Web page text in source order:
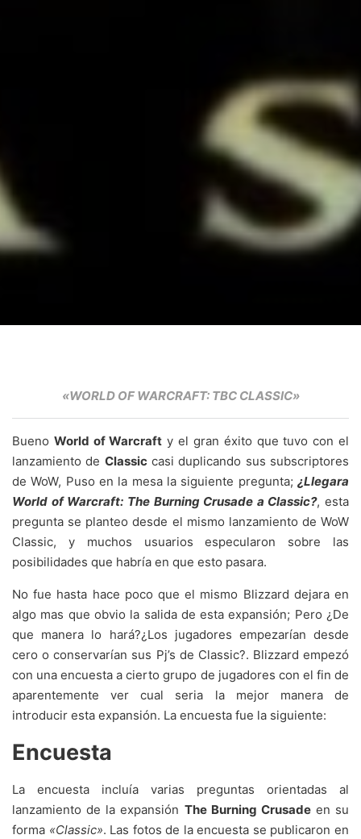
«WORLD OF WARCRAFT: TBC CLASSIC»
Bueno World of Warcraft y el gran éxito que tuvo con el
lanzamiento de Classiccasi duplicando sus subscriptores
de WoW, Puso en la mesa la siguiente pregunta; ¿Llegara
World of Warcraft: The Burning Crusade a Classic?, esta
pregunta se planteo desde el mismo lanzamiento de WoW
Classic, y muchos usuarios especularon sobre las
posibilidades que habría en que esto pasara.
No fue hasta hace poco que el mismo Blizzard dejara en
algo mas que obvio la salida de esta expansión; Pero ¿De
que manera lo hará?¿Los jugadores empezarían desde
cero o conservarían sus Pj’s de Classic?. Blizzard empezó
con una encuesta a cierto grupo de jugadores con el fin de
aparentemente ver cual seria la mejor manera de
introducir esta expansión. La encuesta fue la siguiente:
Encuesta
La encuesta incluía varias preguntas orientadas al
lanzamiento de la expansión The Burning Crusadeen su
forma «Classic». Las fotos de la encuesta se publicaron en